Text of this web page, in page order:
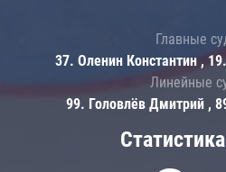
Главные
37. Оленин Константин ,
Линейные
99. Головлёв Дмитрий ,